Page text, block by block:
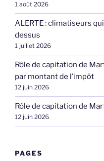
1 août 2026
ALERTE : climatiseurs
dessus
1 juillet 2026
Rôle de capitation de
par montant de l’impôt
12 juin 2026
Rôle de capitation de
12 juin 2026
PAGES